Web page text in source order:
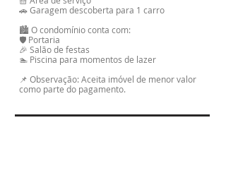
🚗 Garagem descoberta para 1 carro
🏙️ O condomínio conta com:
🛡️ Portaria
🎉 Salão de festas
🏊 Piscina para momentos de lazer
📌 Observação: Aceita imóvel de menor valor
como parte do pagamento.